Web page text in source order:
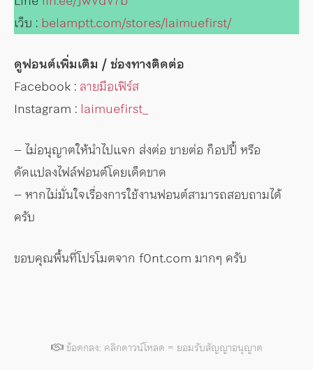
เว็บ : belamptt.com/stores/laimuefirst/
ดูฟอนต์เพิ่มเติม / ช่องทางติดต่อ
Facebook : ลายมือเฟิร์ส
Instagram : laimuefirst_
– ไม่อนุญาตให้นำไปแจก ส่งต่อ ขายต่อ ก็อปปี้ หรือ
ดัดแปลงไฟล์ฟอนต์โดยเด็ดขาด
– หากไม่มั่นใจเรื่องการใช้งานฟอนต์สามารถสอบถามได้
ครับ
ขอบคุณพื้นที่โปรโมตจาก f0nt.com มากๆ ครับ
ข้อตกลง: คลิกดาวน์โหลด = ยอมรับสัญญาอนุญาต